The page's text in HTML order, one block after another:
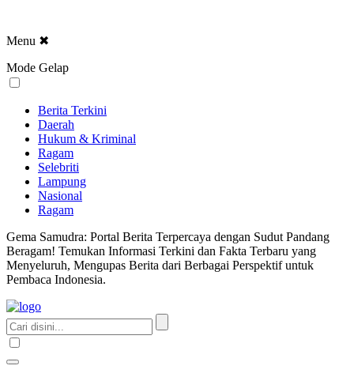
Menu ✖
Mode Gelap
Berita Terkini
Daerah
Hukum & Kriminal
Ragam
Selebriti
Lampung
Nasional
Ragam
Gema Samudra: Portal Berita Terpercaya dengan Sudut Pandang
Beragam! Temukan Informasi Terkini dan Fakta Terbaru yang
Menyeluruh, Mengupas Berita dari Berbagai Perspektif untuk
Pembaca Indonesia.